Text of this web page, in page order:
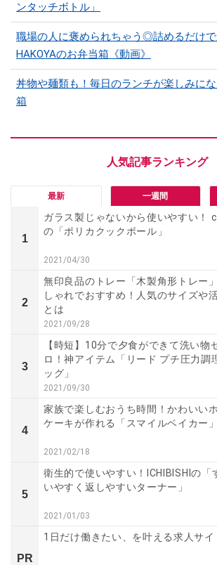
ンタッチボトル」
職場の人に褒められちゃう◎詰めるだけ
HAKOYAのお弁当箱《動画》
丼物や麺類も！毎日のランチが楽しみに
箱
最新 一週間
1
ガラス製じゃないから使いやすい！
の「ポリカクックボール」
2021/04/30
2
無印良品のトレー「木製角形トレー
しゃれでおすすめ！人気のサイズや
とは
2021/09/28
3
【時短】10分で夕食ができて洗い物
ロ！神アイテム「リード プチ圧力調
ッグ」
2021/09/30
4
家族で楽しむおうち時間！かわいい
ケーキが作れる「スマイルベイカー」
2021/02/18
5
衛生的で使いやすい！ICHIBISHIの「
いやすく返しやすいターナー」
2021/01/03
PR
1日だけ働きたい、を叶える求人サイ